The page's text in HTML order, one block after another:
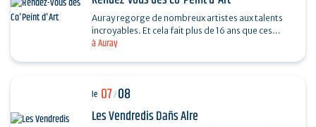
à Auray
Auray regorge de nombreux artistes aux talents
incroyables. Et cela fait plus de 16 ans que ces
derniers se réunissent tous les étés. Pour
le 07/08
Les Vendredis Dañs Alre